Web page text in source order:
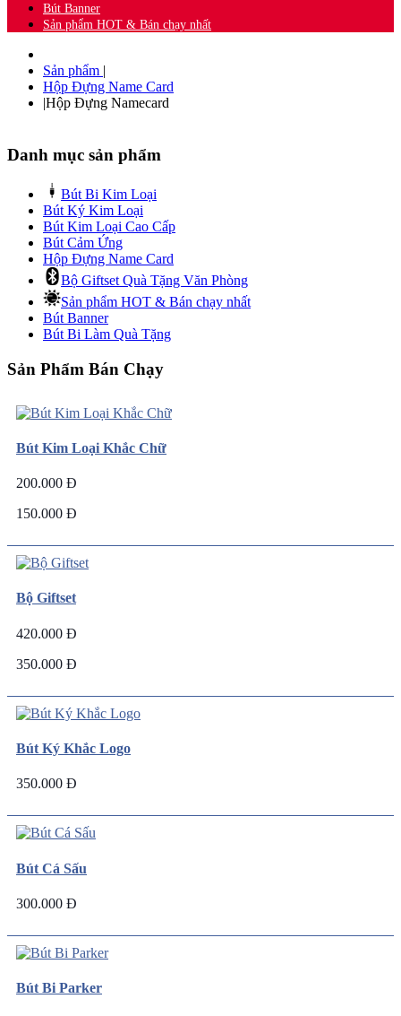
Bút Banner
Sản phẩm HOT & Bán chạy nhất
Sản phẩm |
Hộp Đựng Name Card
|Hộp Đựng Namecard
Danh mục sản phẩm
Bút Bi Kim Loại
Bút Ký Kim Loại
Bút Kim Loại Cao Cấp
Bút Cảm Ứng
Hộp Đựng Name Card
Bộ Giftset Quà Tặng Văn Phòng
Sản phẩm HOT & Bán chạy nhất
Bút Banner
Bút Bi Làm Quà Tặng
Sản Phẩm Bán Chạy
Bút Kim Loại Khắc Chữ
200.000 Đ
150.000 Đ
Bộ Giftset
420.000 Đ
350.000 Đ
Bút Ký Khắc Logo
350.000 Đ
Bút Cá Sấu
300.000 Đ
Bút Bi Parker